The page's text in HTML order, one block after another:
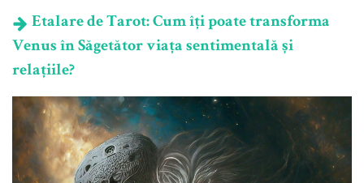
Etalare de Tarot: Cum îți poate transforma
Venus în Săgetător viața sentimentală și
relațiile?